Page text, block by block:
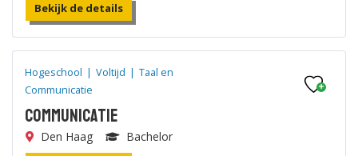
Bekijk de details
Hogeschool | Voltijd | Taal en
Communicatie
Communicatie
Den Haag Bachelor